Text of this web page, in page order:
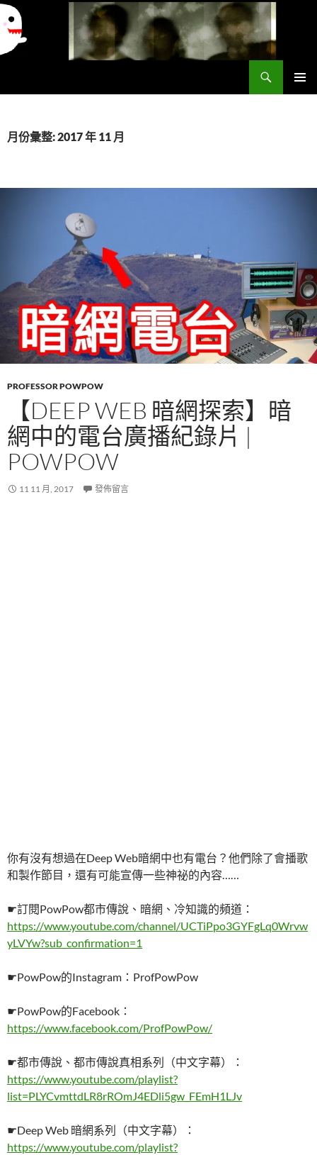
要
月份彙整: 2017 年 11 月
PROFESSOR POWPOW
【DEEP WEB 暗網探索】暗
網中的電台廣播紀錄片 |
POWPOW
11 11 月, 2017 發佈留言
你有沒有想過在Deep Web暗網中也有電台？他們除了會播歌
和製作節目，還有可能宣傳一些神祕的內容……
☛訂閱PowPow都市傳說、暗網、冷知識的頻道：
https://www.youtube.com/channel/UCTiPpo3GYFgLq0Wrvw
yLVYw?sub_confirmation=1
☛PowPow的Instagram：ProfPowPow
☛PowPow的Facebook：
https://www.facebook.com/ProfPowPow/
☛都市傳說、都市傳說真相系列（中文字幕）：
https://www.youtube.com/playlist?
list=PLYCvmttdLR8rROmJ4EDli5gw_FEmH1LJv
☛Deep Web 暗網系列（中文字幕）：
https://www.youtube.com/playlist?